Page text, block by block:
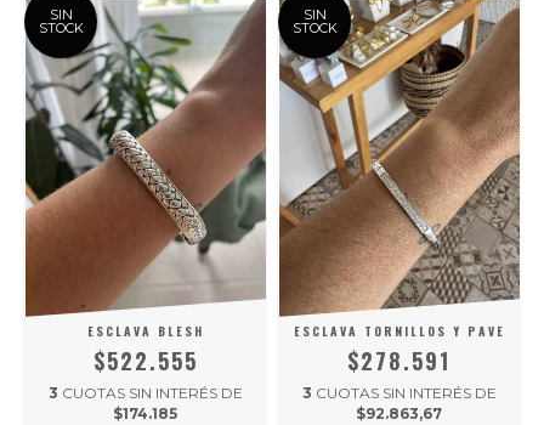
SIN
STOCK
ESCLAVA BLESH
$522.555
3 CUOTAS SIN INTERÉS DE
$174.185
SIN
STOCK
ESCLAVA TORNILLOS Y PAVE
$278.591
3 CUOTAS SIN INTERÉS DE
$92.863,67